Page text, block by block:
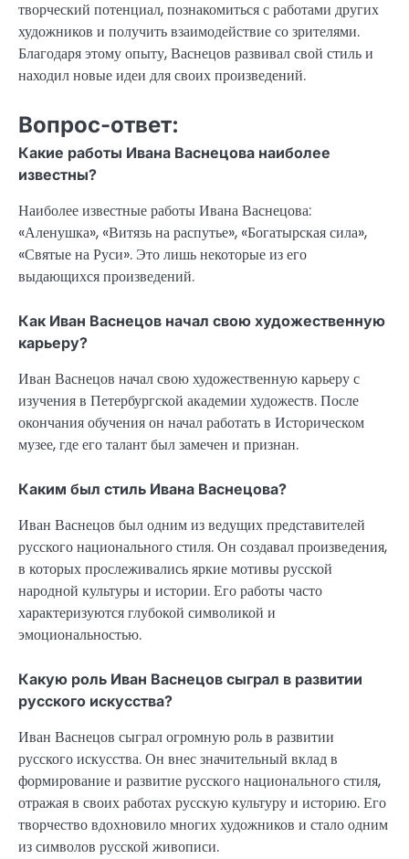
творческий потенциал, познакомиться с работами других
художников и получить взаимодействие со зрителями.
Благодаря этому опыту, Васнецов развивал свой стиль и
находил новые идеи для своих произведений.
Вопрос-ответ:
Какие работы Ивана Васнецова наиболее
известны?
Наиболее известные работы Ивана Васнецова:
«Аленушка», «Витязь на распутье», «Богатырская сила»,
«Святые на Руси». Это лишь некоторые из его
выдающихся произведений.
Как Иван Васнецов начал свою художественную
карьеру?
Иван Васнецов начал свою художественную карьеру с
изучения в Петербургской академии художеств. После
окончания обучения он начал работать в Историческом
музее, где его талант был замечен и признан.
Каким был стиль Ивана Васнецова?
Иван Васнецов был одним из ведущих представителей
русского национального стиля. Он создавал произведения,
в которых прослеживались яркие мотивы русской
народной культуры и истории. Его работы часто
характеризуются глубокой символикой и
эмоциональностью.
Какую роль Иван Васнецов сыграл в развитии
русского искусства?
Иван Васнецов сыграл огромную роль в развитии
русского искусства. Он внес значительный вклад в
формирование и развитие русского национального стиля,
отражая в своих работах русскую культуру и историю. Его
творчество вдохновило многих художников и стало одним
из символов русской живописи.